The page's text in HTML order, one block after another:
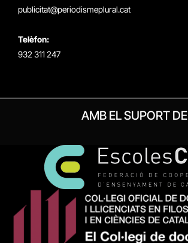
publicitat@periodismeplural.cat
Telèfon:
932 311 247
AMB EL SUPORT DE